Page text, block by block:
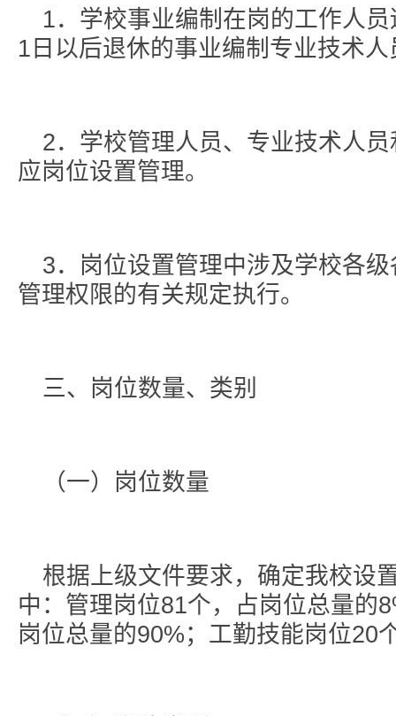
1．学校事业编制在岗的工作人
1日以后退休的事业编制专业技术
2．学校管理人员、专业技术人
应岗位设置管理。
3．岗位设置管理中涉及学校各
管理权限的有关规定执行。
三、岗位数量、类别
（一）岗位数量
根据上级文件要求，确定我校设
中：管理岗位81个，占岗位总量的
岗位总量的90%；工勤技能岗位20